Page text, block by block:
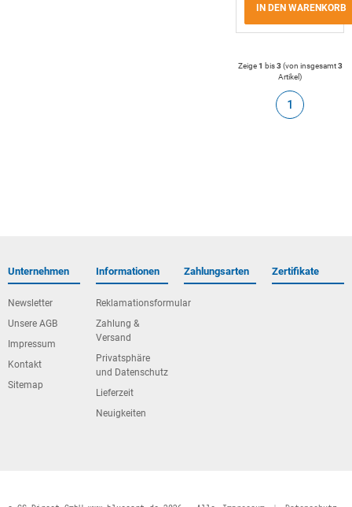
IN DEN WARENKORB
Zeige1 bis3(von insgesamt3
Artikel)
1
Unternehmen
Newsletter
Unsere AGB
Impressum
Kontakt
Sitemap
Informationen
Reklamationsformular
Zahlung &
Versand
Privatsphäre
und Datenschutz
Lieferzeit
Neuigkeiten
Zahlungsarten Zertifikate